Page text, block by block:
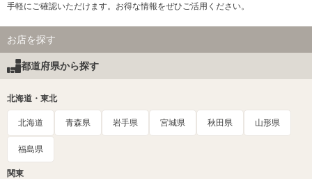
手軽にご確認いただけます。お得な情報をぜひご活用ください。
お店を探す
都道府県から探す
北海道・東北
北海道 青森県 岩手県 宮城県 秋田県 山形県
福島県
関東